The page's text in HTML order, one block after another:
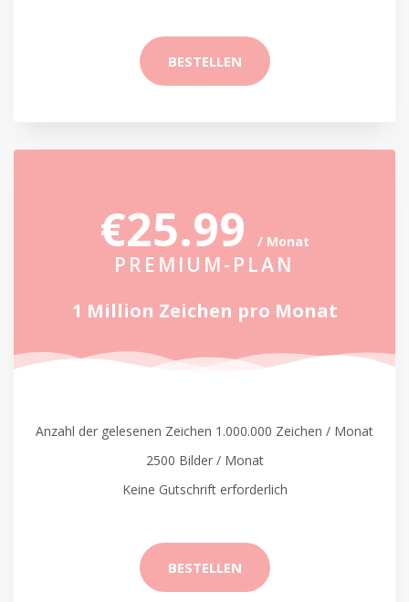
BESTELLEN
€25.99 / Monat
PREMIUM-PLAN
1 Million Zeichen pro Monat
Anzahl der gelesenen Zeichen 1.000.000 Zeichen / Monat
2500 Bilder / Monat
Keine Gutschrift erforderlich
BESTELLEN